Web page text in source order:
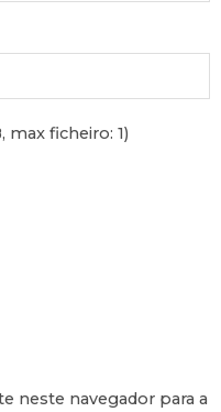
ficheiro: 1)
neste navegador para a